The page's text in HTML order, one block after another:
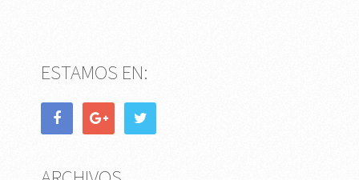
ESTAMOS EN: